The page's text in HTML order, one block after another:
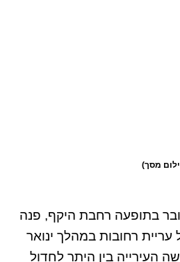
מסך)
בתופעה רחבת היקף, פנה
עריית רחובות במהלך ינואר
העירייה בין היתר לחדול